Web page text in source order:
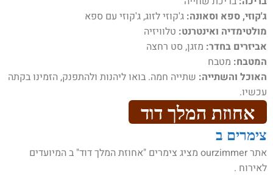
ג'קוזי, ספא וסאונה: ג'קוזי לזוג, ג'קוזי עם ספא
מולטימדיה ואינטרנט: טלוויזיה
אביזרים בחדר: מזגן, סט רחצה
המטבח: מטבח
האוכל והשתייה: שתייה חמה. בואו ליהנות ולהתפנק, הזמינו בקתה
עכשיו.
אחוזת המלך דוד
צימרים ב
אתר ourzimmer מציג צימרים "אחוזת המלך דוד" ב המיועדים
לאירוח .